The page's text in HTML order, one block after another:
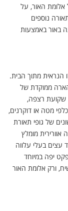
אלומת האור, על
נוספים
באור באמצעות
הנראית מתוך הבית.
הארה ממוקדת של
שקועת רצפה,
מטה או דוקרנים,
של גופי תאורת
אוורירית מומלץ
עצים בעלי עלווה
יפה במיוחד
ורק אלומת האור